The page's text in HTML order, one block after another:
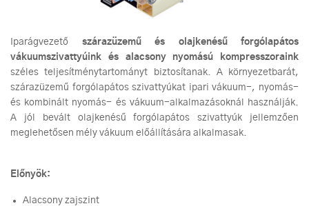
Iparágvezető szárazüzemű és olajkenésű forgólapátos
vákuumszivattyúink és alacsony nyomású kompresszoraink
széles teljesítménytartományt biztosítanak. A környezetbarát,
szárazüzemű forgólapátos szivattyúkat ipari vákuum-, nyomás-
és kombinált nyomás- és vákuum-alkalmazásoknál használják.
A jól bevált olajkenésű forgólapátos szivattyúk jellemzően
meglehetősen mély vákuum előállítására alkalmasak.
Előnyök:
Alacsony zajszint